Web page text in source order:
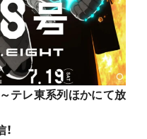
テレ東系列ほかにて放